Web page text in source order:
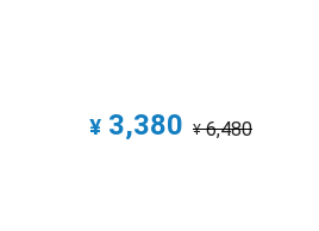
¥ 6,480
¥ 3,380